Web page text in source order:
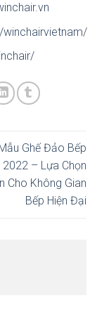
/
Ghế Đảo Bếp
2022 – Lựa Chọn
Cho Không Gian
Bếp Hiện Đại